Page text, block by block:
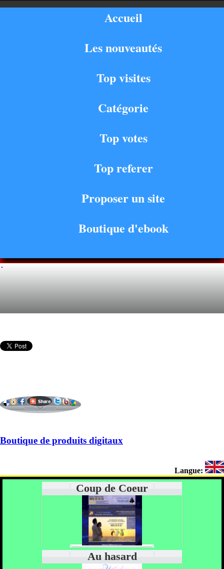
Accueil
Les nouveautés
Top visites
Catégorie
Top votes
Top referer
Proposer un site
Boutique d'ebook
Boutique de produits digitaux
Langue:
Coup de Coeur
Au hasard